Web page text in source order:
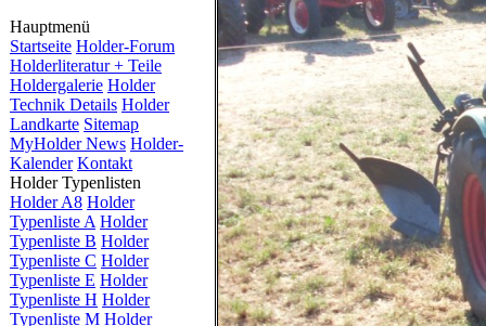
Hauptmenü
Startseite Holder-Forum
Holderliteratur + Teile
Holdergalerie Holder
Technik Details Holder
Landkarte Sitemap
MyHolder News Holder-
Kalender Kontakt
Holder Typenlisten
Holder A8 Holder
Typenliste A Holder
Typenliste B Holder
Typenliste C Holder
Typenliste E Holder
Typenliste H Holder
Typenliste M Holder